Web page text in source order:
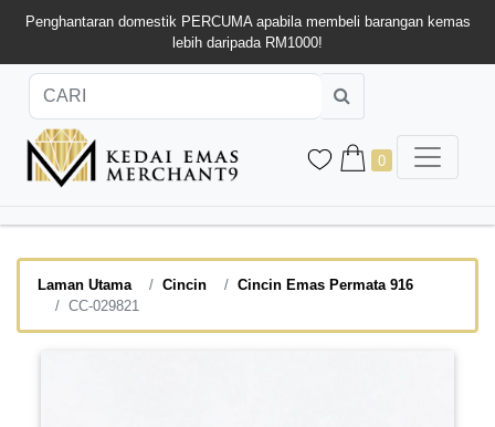
Penghantaran domestik PERCUMA apabila membeli barangan kemas
lebih daripada RM1000!
0
Laman Utama Cincin
Cincin Emas Permata 916
CC-029821